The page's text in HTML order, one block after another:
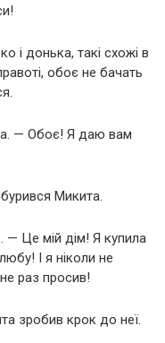
і донька, такі схожі в
обоє не бачать
— Обоє! Я даю вам
Микита.
— Це мій дім! Я купила
І я ніколи не
раз просив!
зробив крок до неї.